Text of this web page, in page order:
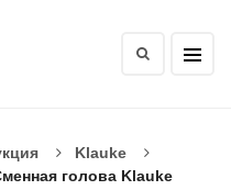
Klauke
голова Klauke